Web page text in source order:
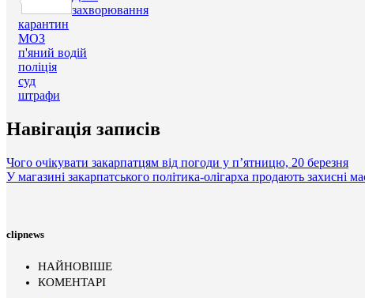
захворювання
карантин
МОЗ
п'яний водій
поліція
суд
штрафи
Навігація записів
Чого очікувати закарпатцям від погоди у п’ятницю, 20 березня
У магазині закарпатського політика-олігарха продають захисні
clipnews
НАЙНОВІШЕ
КОМЕНТАРІ